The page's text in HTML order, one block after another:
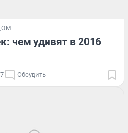
чем удивят в 2016
Обсудить